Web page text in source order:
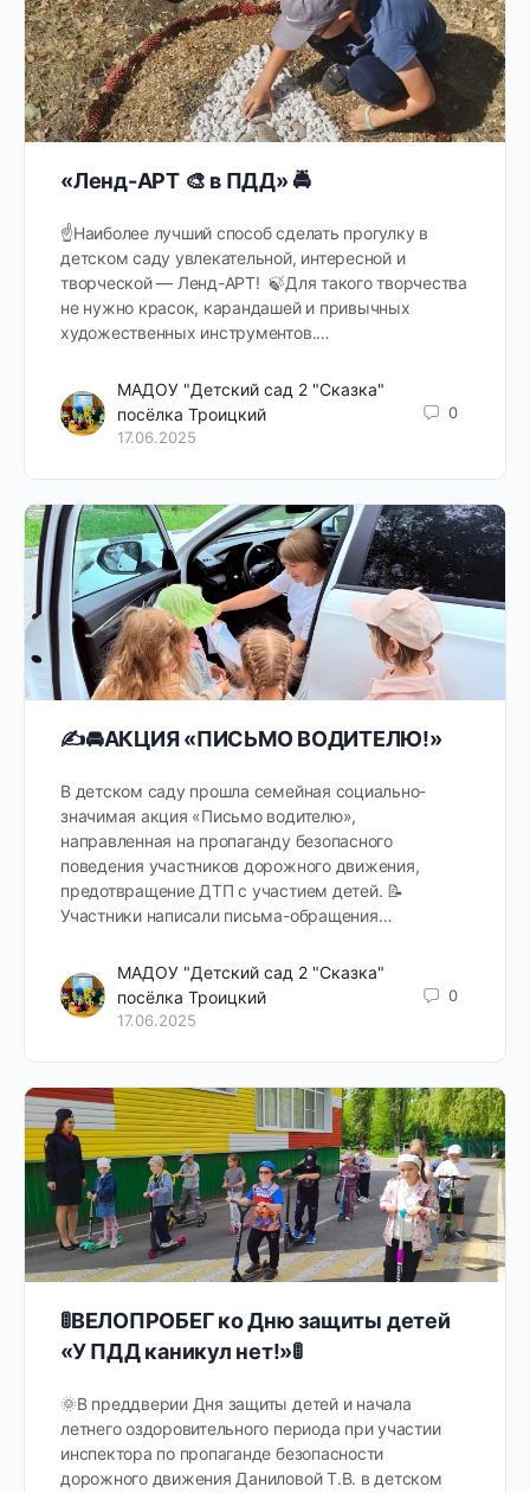
«Ленд-АРТ 🎨 в ПДД» 🚔
☝️Наиболее лучший способ сделать прогулку в
детском саду увлекательной, интересной и
творческой — Ленд-АРТ! 🍃Для такого творчества
не нужно красок, карандашей и привычных
художественных инструментов.…
МАДОУ "Детский сад 2 "Сказка"
посёлка Троицкий
17.06.2025
0
✍🚘️АКЦИЯ «ПИСЬМО ВОДИТЕЛЮ!»
В детском саду прошла семейная социально-
значимая акция «Письмо водителю»,
направленная на пропаганду безопасного
поведения участников дорожного движения,
предотвращение ДТП с участием детей. 📝
Участники написали письма-обращения…
МАДОУ "Детский сад 2 "Сказка"
посёлка Троицкий
17.06.2025
0
🚦ВЕЛОПРОБЕГ ко Дню защиты детей
«У ПДД каникул нет!»🚦
🌞В преддверии Дня защиты детей и начала
летнего оздоровительного периода при участии
инспектора по пропаганде безопасности
дорожного движения Даниловой Т.В. в детском